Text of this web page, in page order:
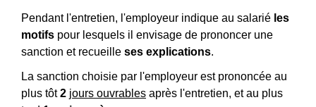
Pendant l'entretien, l'employeur indique au salarié les
motifs pour lesquels il envisage de prononcer une
sanction et recueille ses explications.
La sanction choisie par l'employeur est prononcée au
plus tôt2 jours ouvrables après l'entretien, et au plus